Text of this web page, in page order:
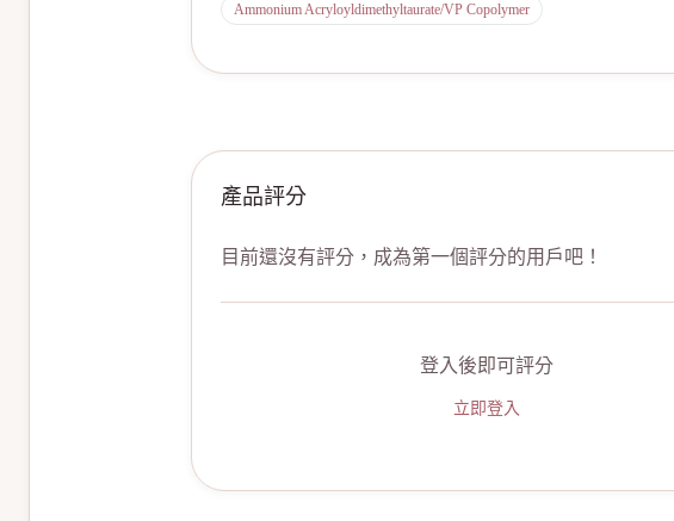
Ammonium Acryloyldimethyltaurate/VP Copolymer
產品評分
目前還沒有評分，成為第一個評分的用戶吧！
登入後即可評分
立即登入